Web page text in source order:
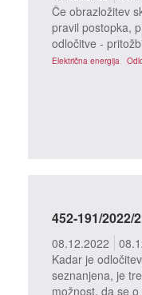
Če obrazložitev
pravil postopka,
odločitve -
Električna energija
452-191/2022/2
08.12.2022
Kadar je
seznanjena, je
možnost, da se